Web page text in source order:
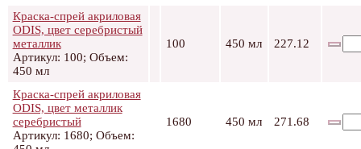
Краска-спрей акриловая
ODIS, цвет серебристый
металлик
Артикул: 100; Объем:
450 мл
100 450 мл 227.12
Краска-спрей акриловая
ODIS, цвет металлик
серебристый
Артикул: 1680; Объем:
1680 450 мл 271.68